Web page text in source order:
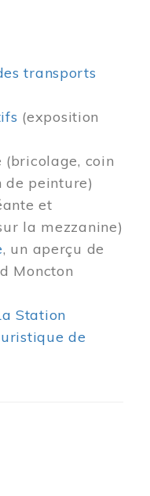
transports
(exposition
(bricolage, coin
de peinture)
et
la mezzanine)
, un aperçu de
Moncton
Station
de